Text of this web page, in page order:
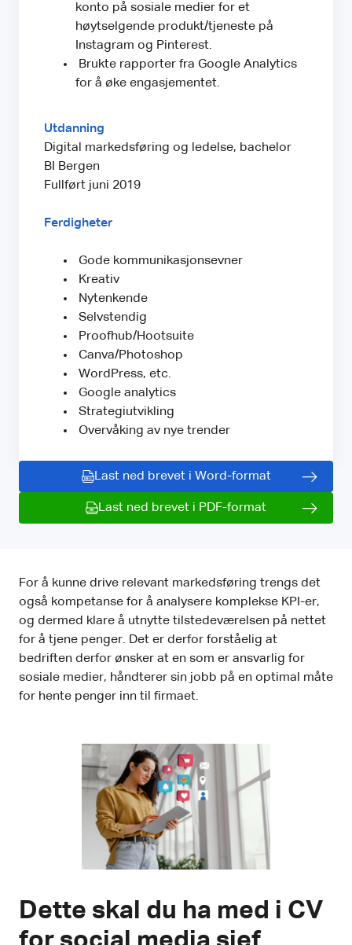
konto på sosiale medier for et
høytselgende produkt/tjeneste på
Instagram og Pinterest.
Brukte rapporter fra Google Analytics
for å øke engasjementet.
Utdanning
Digital markedsføring og ledelse, bachelor
BI Bergen
Fullført juni 2019
Ferdigheter
Gode kommunikasjonsevner
Kreativ
Nytenkende
Selvstendig
Proofhub/Hootsuite
Canva/Photoshop
WordPress, etc.
Google analytics
Strategiutvikling
Overvåking av nye trender
Last ned brevet i Word-format
Last ned brevet i PDF-format
For å kunne drive relevant markedsføring trengs det
også kompetanse for å analysere komplekse KPI-er,
og dermed klare å utnytte tilstedeværelsen på nettet
for å tjene penger. Det er derfor forståelig at
bedriften derfor ønsker at en som er ansvarlig for
sosiale medier, håndterer sin jobb på en optimal måte
for hente penger inn til firmaet.
Dette skal du ha med i CV